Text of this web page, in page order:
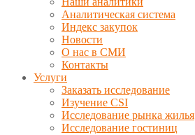
Аналитическая система
Индекс закупок
Новости
О нас в СМИ
Контакты
Услуги
Заказать исследование
Изучение CSI
Исследование рынка жилья
Исследование гостиниц